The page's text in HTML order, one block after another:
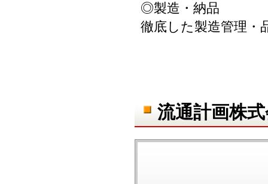
◎製造・納品
徹底した製造管理・
流通計画株